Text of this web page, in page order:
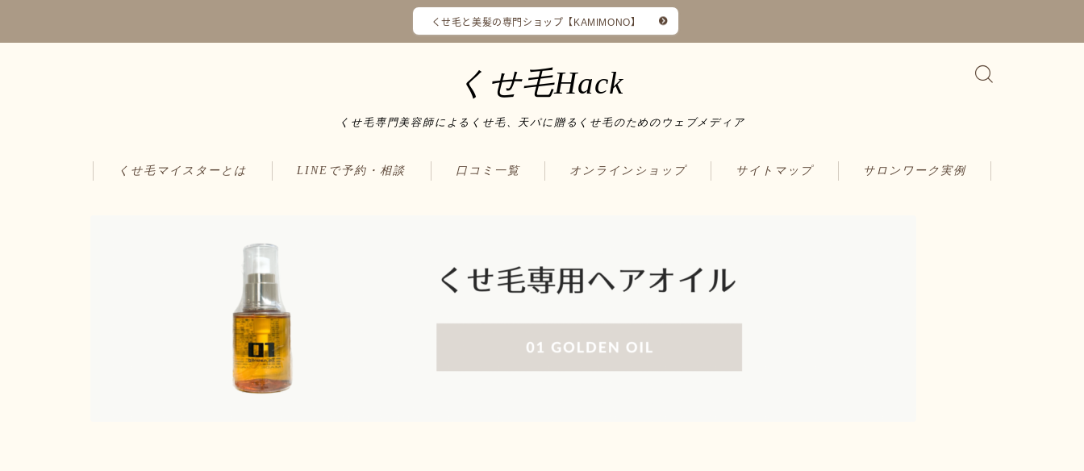
くせ毛と美髪の専門ショップ【KAMIMONO】
くせ毛Hack
くせ毛専門美容師によるくせ毛、天パに贈るくせ毛のためのウェブメディア
くせ毛マイスターとは LINEで予約・相談 口コミ一覧 オンラインショップ サイトマップ サロンワーク実例